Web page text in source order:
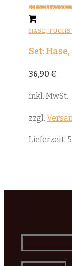
HASE, FUCHS
Set:
36,90 €
inkl. MwSt.
zzgl.
Lieferzeit: